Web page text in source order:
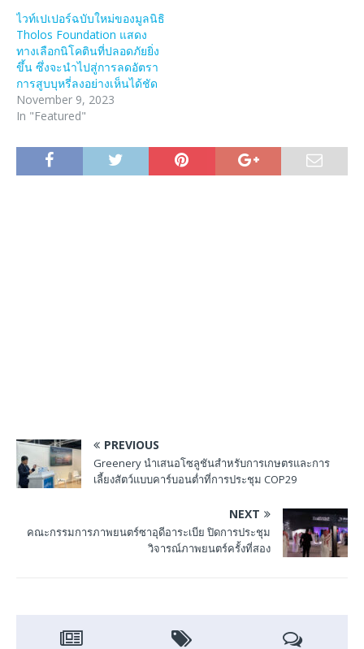
ไวท์เปเปอร์ฉบับใหม่ของมูลนิธิ
Tholos Foundation แสดง
ทางเลือกนิโคตินที่ปลอดภัยยิ่ง
ขึ้น ซึ่งจะนำไปสู่การลดอัตรา
การสูบบุหรี่ลงอย่างเห็นได้ชัด
November 9, 2023
In "Featured"
PREVIOUS
Greenery นำเสนอโซลูชันสำหรับการเกษตรและการ
เลี้ยงสัตว์แบบคาร์บอนต่ำที่การประชุม COP29
NEXT
คณะกรรมการภาพยนตร์ซาอุดีอาระเบีย ปิดการประชุม
วิจารณ์ภาพยนตร์ครั้งที่สอง